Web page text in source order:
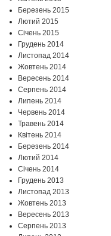
Березень 2015
Лютий 2015
Січень 2015
Грудень 2014
Листопад 2014
Жовтень 2014
Вересень 2014
Серпень 2014
Липень 2014
Червень 2014
Травень 2014
Квітень 2014
Березень 2014
Лютий 2014
Січень 2014
Грудень 2013
Листопад 2013
Жовтень 2013
Вересень 2013
Серпень 2013